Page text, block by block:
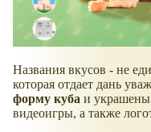
Названия вкусов - не
которая отдает дань
форму куба и украшены
видеоигры, а также